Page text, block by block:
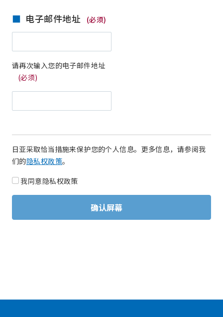
电子邮件地址 (必须)
请再次输入您的电子邮件地址
(必须)
日亚采取恰当措施来保护您的个人信息。更多信息，请参阅我
们的隐私权政策。
我同意隐私权政策